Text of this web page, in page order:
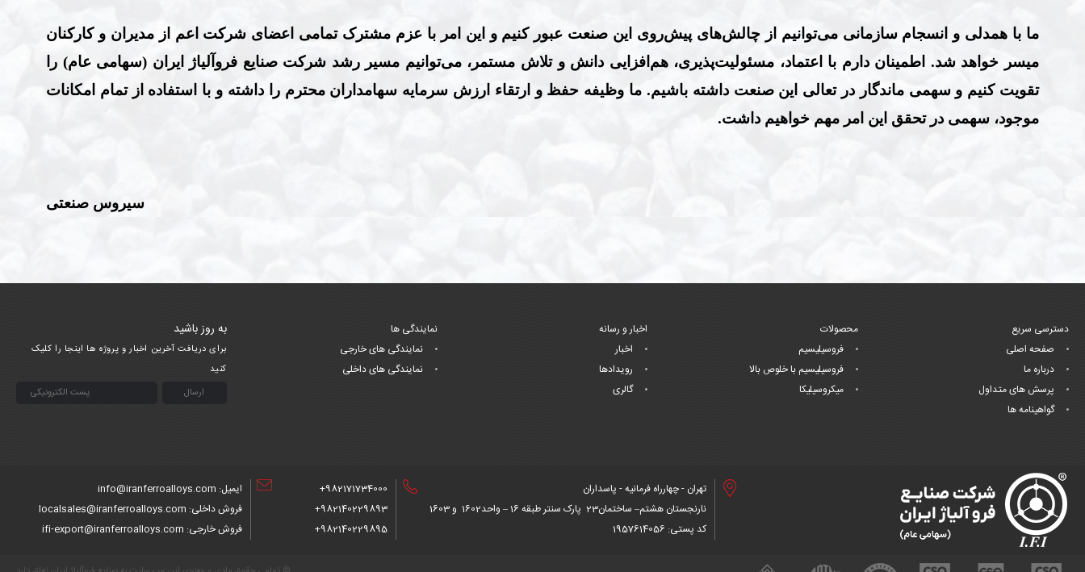
ما با همدلی و انسجام سازمانی می‌توانیم از چالش‌های پیش‌روی این صنعت عبور کنیم و این امر با عزم مشترک تمامی اعضای شرکت اعم از مدیران و کارکنان
میسر خواهد شد. اطمینان دارم با اعتماد، مسئولیت‌پذیری، هم‌افزایی دانش و تلاش مستمر، می‌توانیم مسیر رشد شرکتصنایع فروآلیاژ ایران (سهامی عام) را
تقویت کنیم و سهمی ماندگار در تعالی این صنعت داشته باشیم. ما وظیفه حفظ و ارتقاء ارزش سرمایه سهامداران محترم را داشته و با استفاده از تمام امکانات
موجود، سهمی در تحقق این امر مهم خواهیم داشت.
سیروس صنعتی
دسترسی سریع
صفحه اصلی
درباره ما
پرسش های متداول
گواهینامه ها
محصولات
فروسیلیسیم
فروسیلیسیم با خلوص بالا
میکروسیلیکا
اخبار و رسانه
اخبار
رویدادها
گالری
نمایندگی ها
نمایندگی های خارجی
نمایندگی های داخلی
به روز باشید
برای دریافت آخرین اخبار و پروژه ها اینجا را کلیک
کنید
تهران - چهارراه فرمانیه - پاسداران
نارنجستان هشتم– ساختمان23 پارک سنتر طبقه 16 – واحد1602 و 1603
کد پستی: 1957614056
982171734000+
982140229893+
982140229895+
ایمیل: info@iranferroalloys.com
فروش داخلی: localsales@iranferroalloys.com
فروش خارجی: ifi-export@iranferroalloys.com